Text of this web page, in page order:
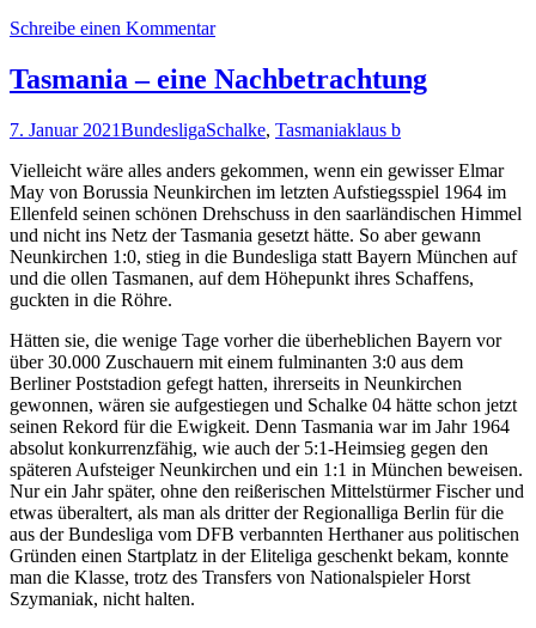
Schreibe einen Kommentar
Tasmania – eine Nachbetrachtung
7. Januar 2021BundesligaSchalke, Tasmaniaklaus b
Vielleicht wäre alles anders gekommen, wenn ein gewisser Elmar
May von Borussia Neunkirchen im letzten Aufstiegsspiel 1964 im
Ellenfeld seinen schönen Drehschuss in den saarländischen Himmel
und nicht ins Netz der Tasmania gesetzt hätte. So aber gewann
Neunkirchen 1:0, stieg in die Bundesliga statt Bayern München auf
und die ollen Tasmanen, auf dem Höhepunkt ihres Schaffens,
guckten in die Röhre.
Hätten sie, die wenige Tage vorher die überheblichen Bayern vor
über 30.000 Zuschauern mit einem fulminanten 3:0 aus dem
Berliner Poststadion gefegt hatten, ihrerseits in Neunkirchen
gewonnen, wären sie aufgestiegen und Schalke 04 hätte schon jetzt
seinen Rekord für die Ewigkeit. Denn Tasmania war im Jahr 1964
absolut konkurrenzfähig, wie auch der 5:1-Heimsieg gegen den
späteren Aufsteiger Neunkirchen und ein 1:1 in München beweisen.
Nur ein Jahr später, ohne den reißerischen Mittelstürmer Fischer und
etwas überaltert, als man als dritter der Regionalliga Berlin für die
aus der Bundesliga vom DFB verbannten Herthaner aus politischen
Gründen einen Startplatz in der Eliteliga geschenkt bekam, konnte
man die Klasse, trotz des Transfers von Nationalspieler Horst
Szymaniak, nicht halten.